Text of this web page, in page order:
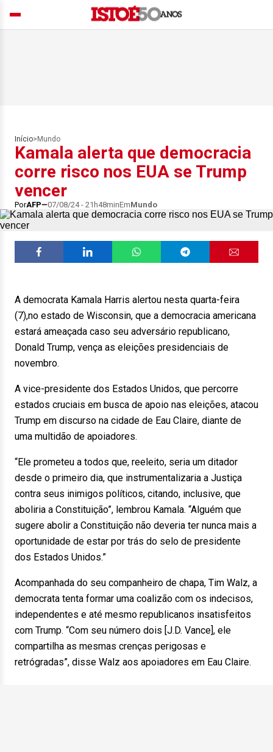
Início> Mundo
Kamala alerta que democracia
corre risco nos EUA se Trump
vencer
PorAFP 07/08/24 - 21h48minEmMundo
A democrata Kamala Harris alertou nesta quarta-feira
(7),no estado de Wisconsin, que a democracia americana
estará ameaçada caso seu adversário republicano,
Donald Trump, vença as eleições presidenciais de
novembro.
A vice-presidente dos Estados Unidos, que percorre
estados cruciais em busca de apoio nas eleições, atacou
Trump em discurso na cidade de Eau Claire, diante de
uma multidão de apoiadores.
“Ele prometeu a todos que, reeleito, seria um ditador
desde o primeiro dia, que instrumentalizaria a Justiça
contra seus inimigos políticos, citando, inclusive, que
aboliria a Constituição”, lembrou Kamala. “Alguém que
sugere abolir a Constituição não deveria ter nunca mais a
oportunidade de estar por trás do selo de presidente
dos Estados Unidos.”
Acompanhada do seu companheiro de chapa, Tim Walz, a
democrata tenta formar uma coalizão com os indecisos,
independentes e até mesmo republicanos insatisfeitos
com Trump. “Com seu número dois [J.D. Vance], ele
compartilha as mesmas crenças perigosas e
retrógradas”, disse Walz aos apoiadores em Eau Claire.